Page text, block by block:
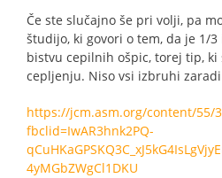
Če ste slučajno še pri volji, pa
študijo, ki govori o tem, da je 1/3
bistvu cepilnih ošpic, torej tip,
cepljenju. Niso vsi izbruhi
https://jcm.asm.org/content/55/
fbclid=IwAR3hnk2PQ-
4yMGbZWgCl1DKU